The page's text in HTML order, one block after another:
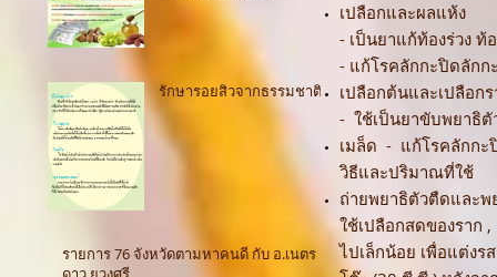
รักษารอยสิวจากธรรมชาติ
รายการ 76 จังหวัดตามหาคนดี กับ อ.เนตร
เปลือกและผลแห้ง
- เป็นยาแก้ท้องร่วง ท้
- แก้โรคลักกะปิดลักก
เปลือกต้นและเปลือก
- ใช้เป็นยาขับพยาธิ
เมล็ด - แก้โรคลักกะ
วิธีและปริมาณที่ใช้
ถ่ายพยาธิตัวตืดและ
ใช้เปลือกสดของราก
ไปเล็กน้อย เพื่อแต่งร